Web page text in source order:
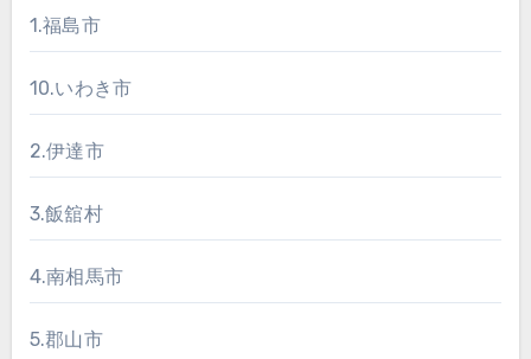
1.福島市
10.いわき市
2.伊達市
3.飯舘村
4.南相馬市
5.郡山市